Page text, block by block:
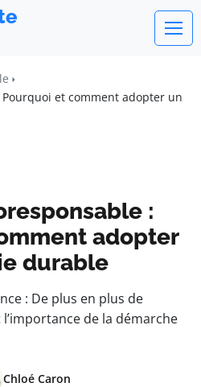
et comment adopter un
:
adopter
durable
: De plus en plus de
de la démarche
Chloé Caron